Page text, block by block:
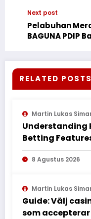
Next post
Pelabuhan
BAGUNA PDIP
RELATED POSTS
Martin Lukas
Understanding
Betting
8 Agustus 2026
Martin Lukas
Guide: Välj
som accepterar